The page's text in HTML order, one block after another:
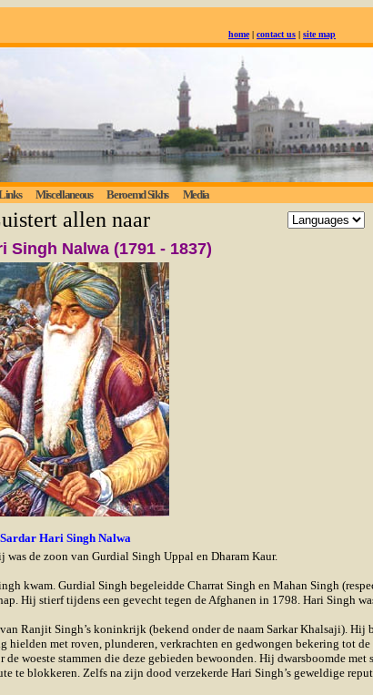
home| contact us | site map
Miscellaneous Beroemd Sikhs Media
allen naar de eeuwige waarheid;
Singh Nalwa (1791 - 1837)
Sardar Hari Singh Nalwa
de zoon van Gurdial Singh Uppal en Dharam Kaur.
kwam. Gurdial Singh begeleidde Charrat Singh en Mahan Singh
Hij stierf tijdens een gevecht tegen de Afghanen in 1798. Hari Singh
Ranjit Singh’s koninkrijk (bekend onder de naam Sarkar Khalsaji). Hij
met roven, plunderen, verkrachten en gedwongen bekering tot
woeste stammen die deze gebieden bewoonden. Hij dwarsboomde met
te blokkeren. Zelfs na zijn dood verzekerde Hari Singh’s geweldige